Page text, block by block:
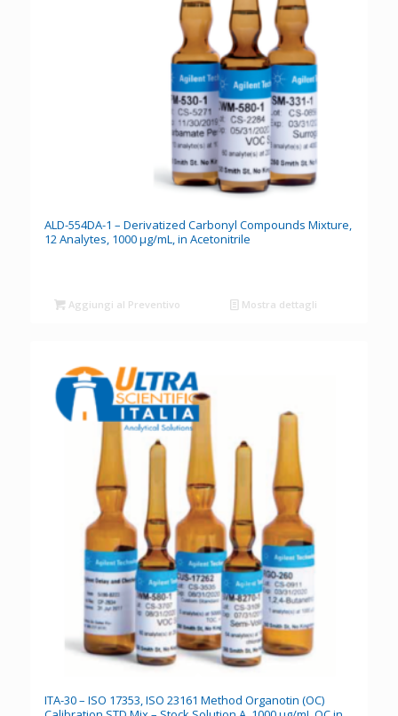
ALD-554DA-1 – Derivatized Carbonyl Compounds Mixture,
12 Analytes, 1000 µg/mL, in Acetonitrile
Aggiungi al Preventivo Mostra dettagli
ITA-30 – ISO 17353, ISO 23161 Method Organotin (OC)